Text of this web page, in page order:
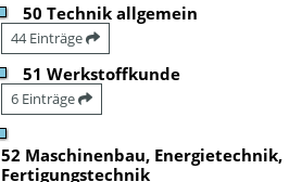
50 Technik allgemein
44 Einträge
51 Werkstoffkunde
6 Einträge
52 Maschinenbau, Energietechnik,
Fertigungstechnik